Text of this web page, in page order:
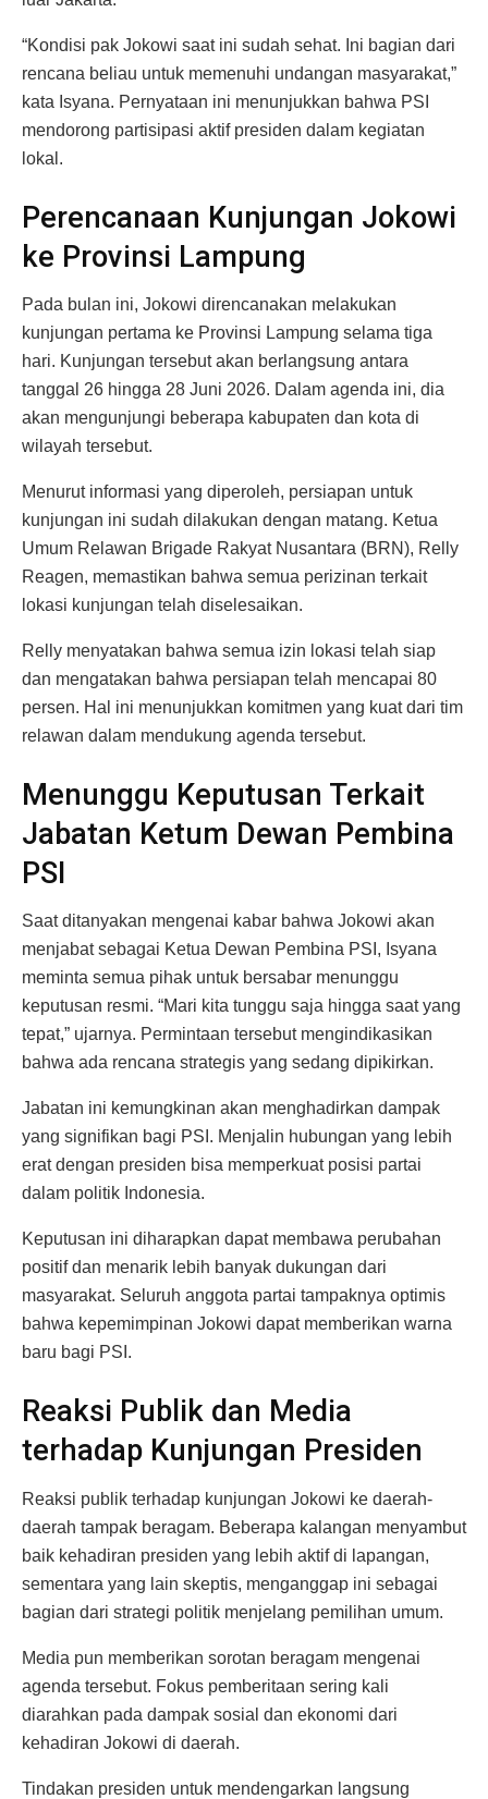
“Kondisi pak Jokowi saat ini sudah sehat. Ini bagian dari
rencana beliau untuk memenuhi undangan masyarakat,”
kata Isyana. Pernyataan ini menunjukkan bahwa PSI
mendorong partisipasi aktif presiden dalam kegiatan
lokal.
Perencanaan Kunjungan Jokowi
ke Provinsi Lampung
Pada bulan ini, Jokowi direncanakan melakukan
kunjungan pertama ke Provinsi Lampung selama tiga
hari. Kunjungan tersebut akan berlangsung antara
tanggal 26 hingga 28 Juni 2026. Dalam agenda ini, dia
akan mengunjungi beberapa kabupaten dan kota di
wilayah tersebut.
Menurut informasi yang diperoleh, persiapan untuk
kunjungan ini sudah dilakukan dengan matang. Ketua
Umum Relawan Brigade Rakyat Nusantara (BRN), Relly
Reagen, memastikan bahwa semua perizinan terkait
lokasi kunjungan telah diselesaikan.
Relly menyatakan bahwa semua izin lokasi telah siap
dan mengatakan bahwa persiapan telah mencapai 80
persen. Hal ini menunjukkan komitmen yang kuat dari tim
relawan dalam mendukung agenda tersebut.
Menunggu Keputusan Terkait
Jabatan Ketum Dewan Pembina
PSI
Saat ditanyakan mengenai kabar bahwa Jokowi akan
menjabat sebagai Ketua Dewan Pembina PSI, Isyana
meminta semua pihak untuk bersabar menunggu
keputusan resmi. “Mari kita tunggu saja hingga saat yang
tepat,” ujarnya. Permintaan tersebut mengindikasikan
bahwa ada rencana strategis yang sedang dipikirkan.
Jabatan ini kemungkinan akan menghadirkan dampak
yang signifikan bagi PSI. Menjalin hubungan yang lebih
erat dengan presiden bisa memperkuat posisi partai
dalam politik Indonesia.
Keputusan ini diharapkan dapat membawa perubahan
positif dan menarik lebih banyak dukungan dari
masyarakat. Seluruh anggota partai tampaknya optimis
bahwa kepemimpinan Jokowi dapat memberikan warna
baru bagi PSI.
Reaksi Publik dan Media
terhadap Kunjungan Presiden
Reaksi publik terhadap kunjungan Jokowi ke daerah-
daerah tampak beragam. Beberapa kalangan menyambut
baik kehadiran presiden yang lebih aktif di lapangan,
sementara yang lain skeptis, menganggap ini sebagai
bagian dari strategi politik menjelang pemilihan umum.
Media pun memberikan sorotan beragam mengenai
agenda tersebut. Fokus pemberitaan sering kali
diarahkan pada dampak sosial dan ekonomi dari
kehadiran Jokowi di daerah.
Tindakan presiden untuk mendengarkan langsung